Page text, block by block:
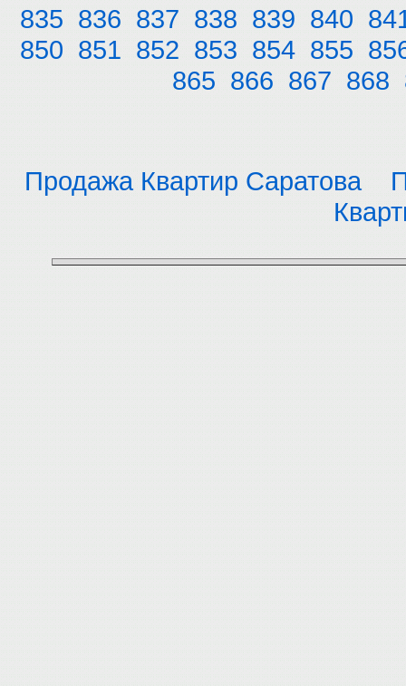
835 836 837 838 839 840
850 851 852 853 854 855
865 866 867 868
Продажа Квартир Саратова